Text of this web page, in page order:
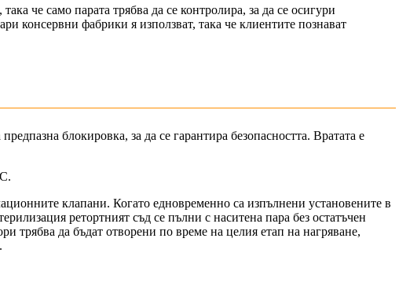
че само парата трябва да се контролира, за да се осигури
консервни фабрики я използват, така че клиентите познават
блокировка, за да се гарантира безопасността. Вратата е
клапани. Когато едновременно са изпълнени установените в
ретортният съд се пълни с наситена пара без остатъчен
трябва да бъдат отворени по време на целия етап на нагряване,